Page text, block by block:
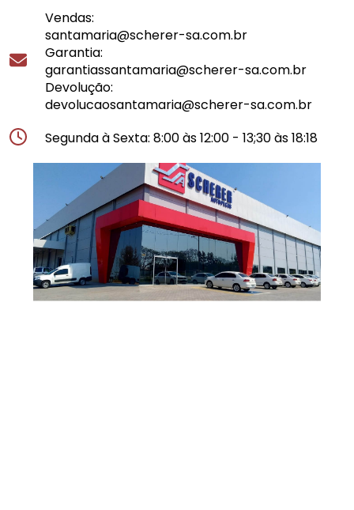
Vendas:
santamaria@scherer-sa.com.br
Garantia:
garantiassantamaria@scherer-sa.com.br
Devolução:
devolucaosantamaria@scherer-sa.com.br
Segunda à Sexta: 8:00 às 12:00 - 13;30 às 18:18